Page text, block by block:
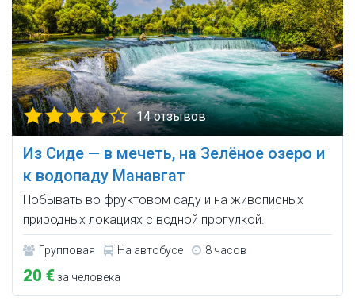
14 отзывов
Из Сиде — в мечеть, на Зелёное озеро и
к водопаду Манавгат
Побывать во фруктовом саду и на живописных
природных локациях c водной прогулкой.
Групповая На автобусе 8 часов
20 €за человека